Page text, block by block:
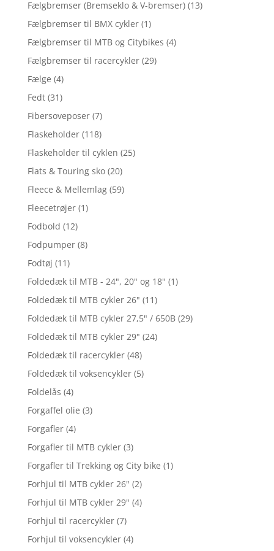
Fælgbremser (Bremseklo & V-bremser) (13)
Fælgbremser til BMX cykler (1)
Fælgbremser til MTB og Citybikes (4)
Fælgbremser til racercykler (29)
Fælge (4)
Fedt (31)
Fibersoveposer (7)
Flaskeholder (118)
Flaskeholder til cyklen (25)
Flats & Touring sko (20)
Fleece & Mellemlag (59)
Fleecetrøjer (1)
Fodbold (12)
Fodpumper (8)
Fodtøj (11)
Foldedæk til MTB - 24", 20" og 18" (1)
Foldedæk til MTB cykler 26" (11)
Foldedæk til MTB cykler 27,5" / 650B (29)
Foldedæk til MTB cykler 29" (24)
Foldedæk til racercykler (48)
Foldedæk til voksencykler (5)
Foldelås (4)
Forgaffel olie (3)
Forgafler (4)
Forgafler til MTB cykler (3)
Forgafler til Trekking og City bike (1)
Forhjul til MTB cykler 26" (2)
Forhjul til MTB cykler 29" (4)
Forhjul til racercykler (7)
Forhjul til voksencykler (4)